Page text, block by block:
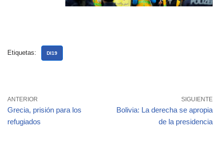
Etiquetas: DI19
ANTERIOR
Grecia, prisión para los
refugiados
SIGUIENTE
Bolivia: La derecha se apropia
de la presidencia